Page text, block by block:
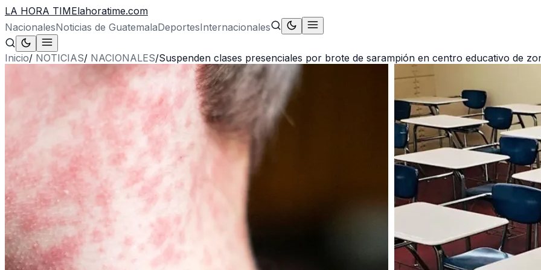
LA HORA TIMElahoratime.com
NacionalesNoticias de GuatemalaDeportesInternacionales
Inicio/ NOTICIAS/ NACIONALES/Suspenden clases presenciales por brote de sarampión en centro educativo de